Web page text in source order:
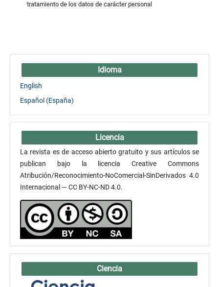
tratamiento de los datos de carácter personal
Idioma
English
Español (España)
Licencia
La revista es de acceso abierto gratuito y sus artículos se
publican bajo la licencia Creative Commons
Atribución/Reconocimiento-NoComercial-SinDerivados 4.0
Internacional — CC BY-NC-ND 4.0.
Ciencia